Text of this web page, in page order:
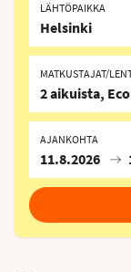
LÄHTÖPAIKKA
Helsinki
AJANKOHTA
11.8.2026
MATKUSTAJAT/
2 aikuista,